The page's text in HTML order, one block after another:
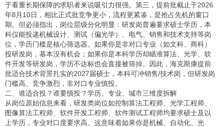
于看重长期保障的求职者来说吸引力很强。第三，提前批截止于2026
年8月10日，相比正式批竞争更小，流程更紧凑，是抢占先机的窗口
期。但必须指出，岗位层级分化明显：研发岗普遍要求硕士学历，本
科仅能投递机械设计、测试（偏光学）、电气、销售和技术支持等岗
位，学历门槛是核心筛选器。如果你是非对口专业（如文科、商科）
投研发岗，基本没有机会；如果你是本科学历却瞄准算法、光学、软
件开发等研发岗，学历不达标也会直接被筛掉。因此，海克斯康提前
批适合技术背景扎实的2027届硕士，本科可冲销售/技术岗，但研发岗
门槛高、竞争激烈，非对口专业慎投。
二、谁适合投？谁要慎投？学历、专业、城市三维度拆解
从岗位原始信息来看，研发类岗位如控制算法工程师、光学工程师、
图像算法工程师、软件开发工程师、软件测试工程师均要求硕士及以
上学历，专业对口度要求高。这意味着如果你是机械、自动化、光